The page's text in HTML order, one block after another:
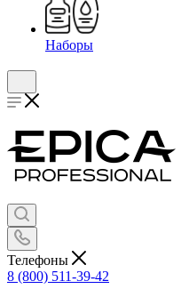
Наборы
Телефоны
8 (800) 511-39-42